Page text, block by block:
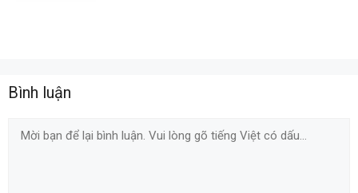
Bình luận
Comment